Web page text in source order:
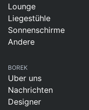
Lounge
Liegestühle
Sonnenschirme
Andere
BOREK
Uber uns
Nachrichten
Designer